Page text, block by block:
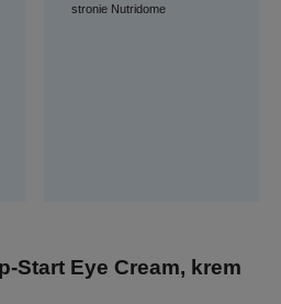
stronie Nutridome
Start Eye Cream, krem